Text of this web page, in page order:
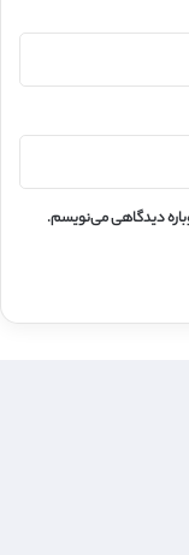
دیدگاهی می‌نویسم.